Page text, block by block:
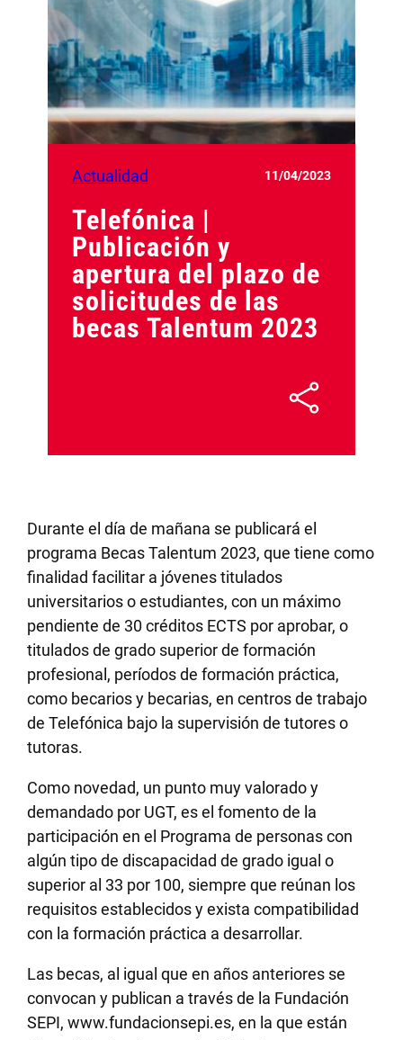
Actualidad 11/04/2023
Telefónica |
Publicación y
apertura del plazo de
solicitudes de las
becas Talentum 2023
Durante el día de mañana se publicará el
programa Becas Talentum 2023, que tiene como
finalidad facilitar a jóvenes titulados
universitarios o estudiantes, con un máximo
pendiente de 30 créditos ECTS por aprobar, o
titulados de grado superior de formación
profesional, períodos de formación práctica,
como becarios y becarias, en centros de trabajo
de Telefónica bajo la supervisión de tutores o
tutoras.
Como novedad, un punto muy valorado y
demandado por UGT, es el fomento de la
participación en el Programa de personas con
algún tipo de discapacidad de grado igual o
superior al 33 por 100, siempre que reúnan los
requisitos establecidos y exista compatibilidad
con la formación práctica a desarrollar.
Las becas, al igual que en años anteriores se
convocan y publican a través de la Fundación
SEPI, www.fundacionsepi.es, en la que están